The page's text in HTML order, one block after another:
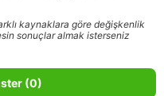
kaynaklara göre değişkenlik
sonuçlar almak isterseniz
(0)